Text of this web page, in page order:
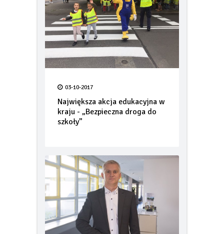
03-10-2017
Największa akcja edukacyjna w
kraju - „Bezpieczna droga do